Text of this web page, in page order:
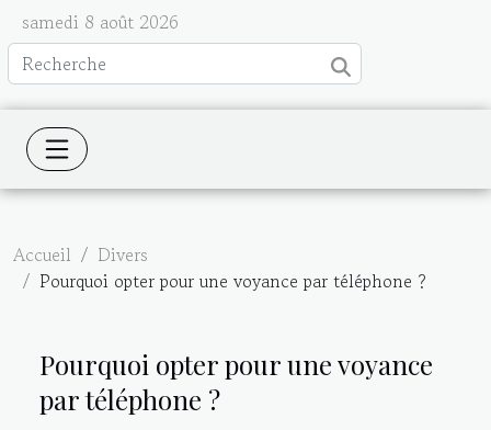
samedi 8 août 2026
Accueil
Divers
Pourquoi opter pour une voyance par téléphone ?
Pourquoi opter pour une voyance
par téléphone ?